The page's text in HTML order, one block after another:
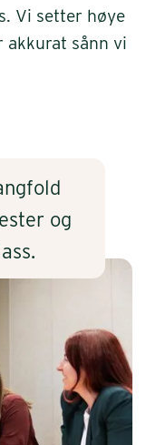
Vi setter høye
akkurat sånn vi
og